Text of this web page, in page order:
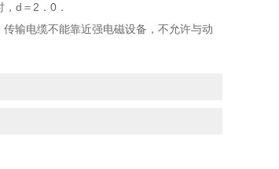
，d＝2．0．
输电缆不能靠近强电磁设备，不允许与动